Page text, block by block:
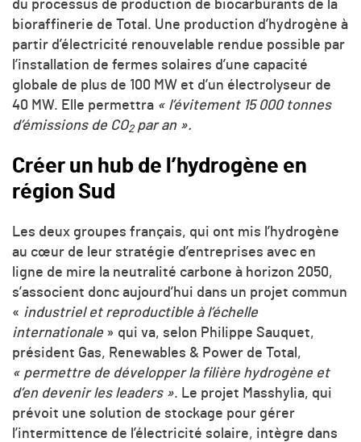
du processus de production de biocarburants de la
bioraffinerie de Total. Une production d’hydrogène à
partir d’électricité renouvelable rendue possible par
l’installation de fermes solaires d’une capacité
globale de plus de 100 MW et d’un électrolyseur de
40 MW. Elle permettra « l’évitement 15 000 tonnes
d’émissions de CO2par an ».
Créer un hub de l’hydrogène en
région Sud
Les deux groupes français, qui ont mis l’hydrogène
au cœur de leur stratégie d’entreprises avec en
ligne de mire la neutralité carbone à horizon 2050,
s’associent donc aujourd’hui dans un projet commun
« industriel et reproductible à l’échelle
internationale » qui va, selon Philippe Sauquet,
président Gas, Renewables & Power de Total,
« permettre de développer la filière hydrogène et
d’en devenir les leaders ». Le projet Masshylia, qui
prévoit une solution de stockage pour gérer
l’intermittence de l’électricité solaire, intègre dans